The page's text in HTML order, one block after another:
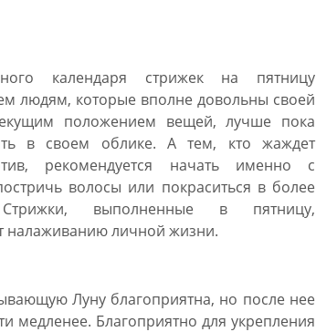
календаря стрижек на пятницу
людям, которые вполне довольны своей
положением вещей, лучше пока
в своем облике. А тем, кто жаждет
рекомендуется начать именно с
волосы или покраситься в более
выполненные в пятницу,
налаживанию личной жизни.
Луну благоприятна, но после нее
медленее. Благоприятно для укрепления